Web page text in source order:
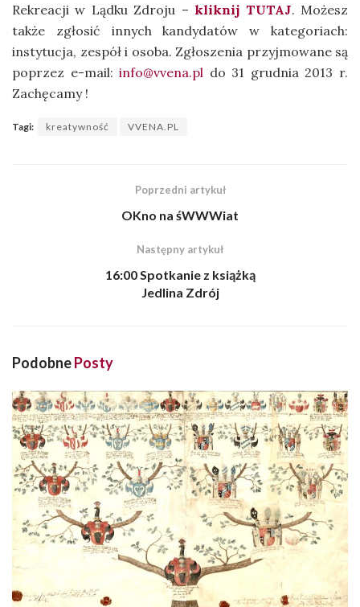
Rekreacji w Lądku Zdroju –kliknij TUTAJ. Możesz
także zgłosić innych kandydatów w kategoriach:
instytucja, zespół i osoba. Zgłoszenia przyjmowane są
poprzez e-mail:info@vvena.pl do 31 grudnia 2013 r.
Zachęcamy !
Tagi: kreatywność VVENA.PL
Poprzedni artykuł
OKno na śWWWiat
Następny artykuł
16:00 Spotkanie z książką
Jedlina Zdrój
PodobnePosty